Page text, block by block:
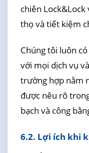
chiên
thọ và tiết kiệm
Chúng tôi luôn
với mọi dịch vụ
trường hợp nằm
được nêu rõ
bạch và công
6.2. Lợi ích khi